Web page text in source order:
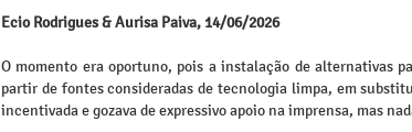
Ecio Rodrigues & Aurisa Paiva, 14/06/2026
O momento era oportuno, pois a instalação de alternativas
partir de fontes consideradas de tecnologia limpa, em
incentivada e gozava de expressivo apoio na imprensa, mas